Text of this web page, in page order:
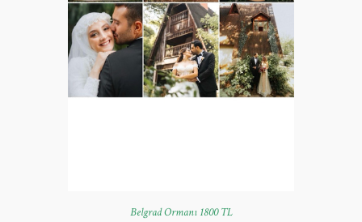
Belgrad Ormanı 1800 TL